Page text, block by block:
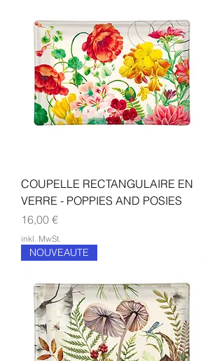
COUPELLE RECTANGULAIRE EN
VERRE - POPPIES AND POSIES
Preis
16,00 €
inkl. MwSt.
NOUVEAUTE